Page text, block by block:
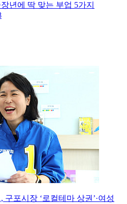
년에 딱 맞는 부업 5가지
포시장 ‘로컬테마 상권’·여성